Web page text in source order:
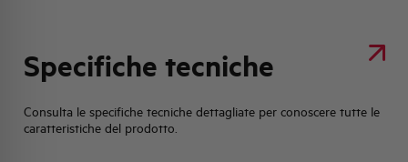
Specifiche tecniche
Consulta le specifiche tecniche dettagliate per conoscere tutte le
caratteristiche del prodotto.